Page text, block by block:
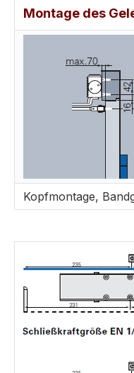
Montage des
Kopfmontage,